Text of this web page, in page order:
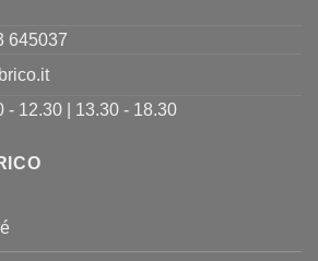
645037
- 12.30 | 13.30 - 18.30